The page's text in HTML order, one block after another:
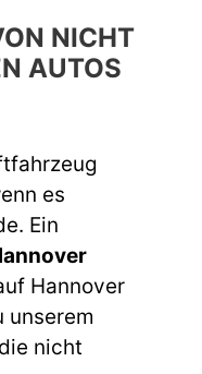
NICHT
AUTOS
es
Ein
Hannover
unserem
nicht